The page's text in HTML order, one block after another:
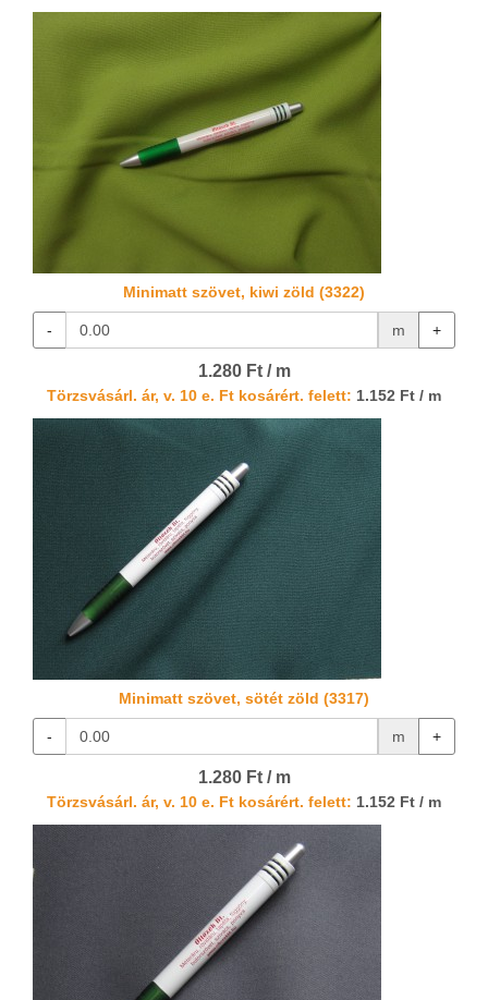
Minimatt szövet, kiwi zöld (3322)
- m +
1.280 Ft / m
Törzsvásárl. ár, v. 10 e. Ft kosárért. felett: 1.152 Ft / m
Minimatt szövet, sötét zöld (3317)
- m +
1.280 Ft / m
Törzsvásárl. ár, v. 10 e. Ft kosárért. felett: 1.152 Ft / m